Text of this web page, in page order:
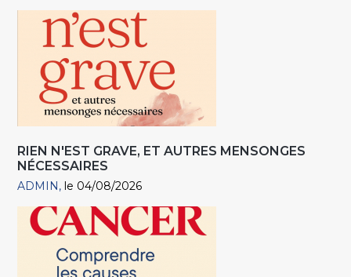
RIEN N'EST GRAVE, ET AUTRES MENSONGES
NÉCESSAIRES
ADMIN le 04/08/2026